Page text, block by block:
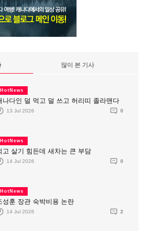
많이 본 기사
HotNews
나다인 덜 먹고 덜 쓰고 허리띠 졸라맨다
13 Jul 2026 0
HotNews
고 살기 힘든데 새차는 큰 부담
14 Jul 2026 0
HotNews
성훈 장관 숙박비용 논란
14 Jul 2026 2